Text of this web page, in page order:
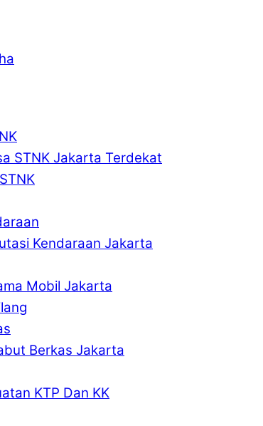
STNK Jakarta Terdekat
Kendaraan Jakarta
Mobil Jakarta
Berkas Jakarta
KTP Dan KK